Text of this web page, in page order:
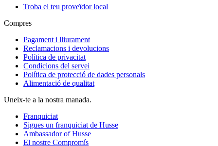
Troba el teu proveïdor local
Compres
Pagament i lliurament
Reclamacions i devolucions
Política de privacitat
Condicions del servei
Política de protecció de dades personals
Alimentació de qualitat
Uneix-te a la nostra manada.
Franquiciat
Sigues un franquiciat de Husse
Ambassador of Husse
El nostre Compromís